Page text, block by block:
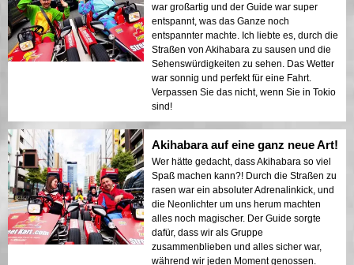
war großartig und der Guide war super
entspannt, was das Ganze noch
entspannter machte. Ich liebte es, durch die
Straßen von Akihabara zu sausen und die
Sehenswürdigkeiten zu sehen. Das Wetter
war sonnig und perfekt für eine Fahrt.
Verpassen Sie das nicht, wenn Sie in Tokio
sind!
Akihabara auf eine ganz neue Art!
Wer hätte gedacht, dass Akihabara so viel
Spaß machen kann?! Durch die Straßen zu
rasen war ein absoluter Adrenalinkick, und
die Neonlichter um uns herum machten
alles noch magischer. Der Guide sorgte
dafür, dass wir als Gruppe
zusammenblieben und alles sicher war,
während wir jeden Moment genossen.